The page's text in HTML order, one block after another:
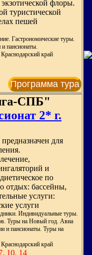
флоры.
туристической
пешей
Гастрономические туры.
пансионаты.
край
Программа тура
СПБ"
2* г.
для
и
по
отдых: бассейны,
услуги:
услуги
Индивидуальные туры.
Туры на Новый год. Авиа
и пансионаты. Туры на
край
10, 14